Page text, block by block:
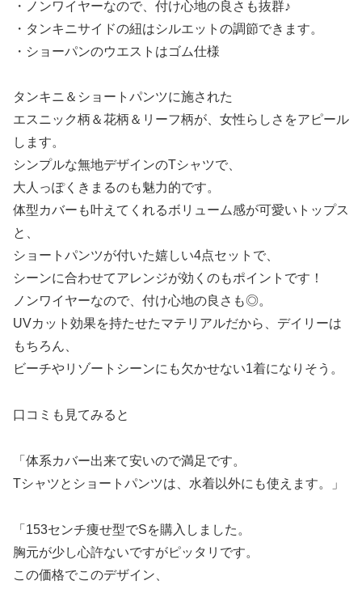
・ノンワイヤーなので、付け心地の良さも抜群♪
・タンキニサイドの紐はシルエットの調節できます。
・ショーパンのウエストはゴム仕様
タンキニ＆ショートパンツに施された
エスニック柄＆花柄＆リーフ柄が、女性らしさをアピール
します。
シンプルな無地デザインのTシャツで、
大人っぽくきまるのも魅力的です。
体型カバーも叶えてくれるボリューム感が可愛いトップス
と、
ショートパンツが付いた嬉しい4点セットで、
シーンに合わせてアレンジが効くのもポイントです！
ノンワイヤーなので、付け心地の良さも◎。
UVカット効果を持たせたマテリアルだから、デイリーは
もちろん、
ビーチやリゾートシーンにも欠かせない1着になりそう。
口コミも見てみると
「体系カバー出来て安いので満足です。
Tシャツとショートパンツは、水着以外にも使えます。」
「153センチ痩せ型でSを購入しました。
胸元が少し心許ないですがピッタリです。
この価格でこのデザイン、